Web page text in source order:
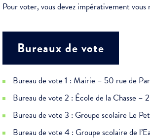
Pour voter, vous devez impérativement
Bureaux de vote
Bureau de vote 1 : Mairie – 50 rue de
Bureau de vote 2 : École de la Chasse –
Bureau de vote 3 : Groupe scolaire Le
Bureau de vote 4 : Groupe scolaire de